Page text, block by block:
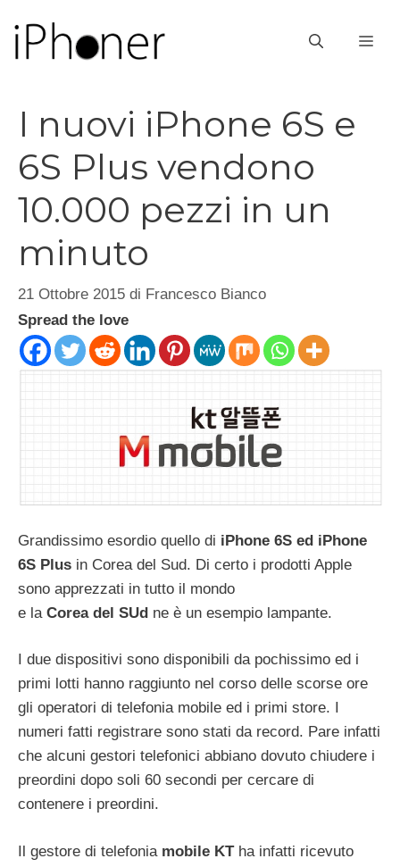
contenuto
I nuovi iPhone 6S e
6S Plus vendono
10.000 pezzi in un
minuto
21 Ottobre 2015 di Francesco Bianco
Spread the love
Grandissimo esordio quello di iPhone 6S ed iPhone
6S Plus in Corea del Sud. Di certo i prodotti Apple
sono apprezzati in tutto il mondo
e la Corea del SUd ne è un esempio lampante.
I due dispositivi sono disponibili da pochissimo ed i
primi lotti hanno raggiunto nel corso delle scorse ore
gli operatori di telefonia mobile ed i primi store. I
numeri fatti registrare sono stati da record. Pare infatti
che alcuni gestori telefonici abbiano dovuto chiudere i
preordini dopo soli 60 secondi per cercare di
contenere i preordini.
Il gestore di telefonia mobile KTha infatti ricevuto